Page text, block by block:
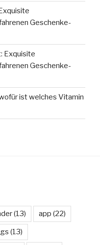
Geschenke-
Exquisite
Geschenke-
ist welches Vitamin
(13) app (22)
(13)